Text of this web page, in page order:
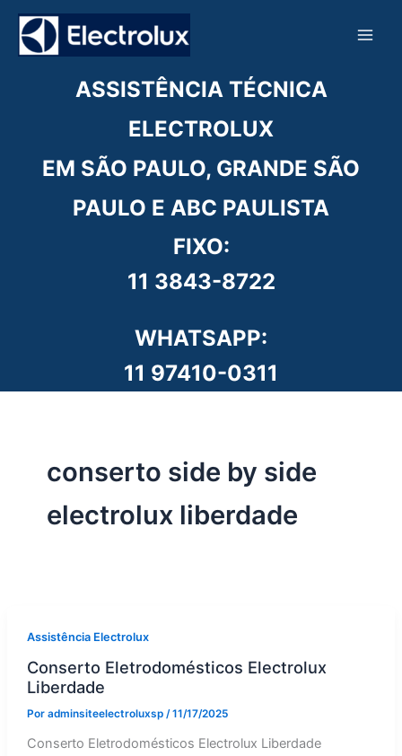
para
ASSISTÊNCIA TÉCNICA
ELECTROLUX
EM SÃO PAULO, GRANDE SÃO
PAULO E ABC PAULISTA
FIXO:
11 3843-8722
WHATSAPP:
11 97410-0311
conserto side by side
electrolux liberdade
Assistência Electrolux
Conserto Eletrodomésticos Electrolux
Liberdade
Por adminsiteelectroluxsp /11/17/2025
Conserto Eletrodomésticos Electrolux Liberdade